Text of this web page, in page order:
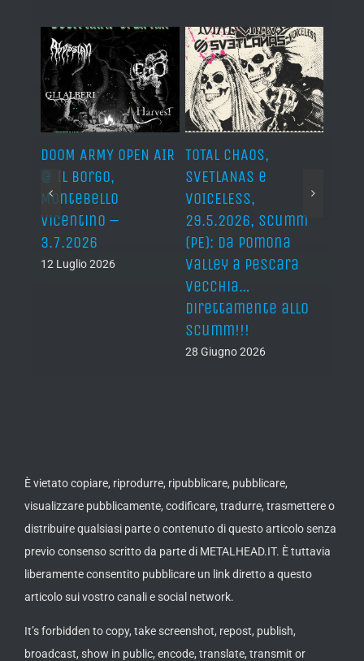
DOOM ARMY OPEN AIR
@ Il Borgo,
Montebello
Vicentino –
3.7.2026
12 Luglio 2026
TOTAL CHAOS,
SVETLANAS e
VOICELESS,
29.5.2026, Scumm
(PE): da Pomona
Valley a Pescara
vecchia…
direttamente allo
Scumm!!!
28 Giugno 2026
È vietato copiare, riprodurre, ripubblicare, pubblicare,
visualizzare pubblicamente, codificare, tradurre, trasmettere o
distribuire qualsiasi parte o contenuto di questo articolo senza
previo consenso scritto da parte di METALHEAD.IT. È tuttavia
liberamente consentito pubblicare un link diretto a questo
articolo sui vostro canali e social network.
It’s forbidden to copy, take screenshot, repost, publish,
broadcast, show in public, encode, translate, transmit or